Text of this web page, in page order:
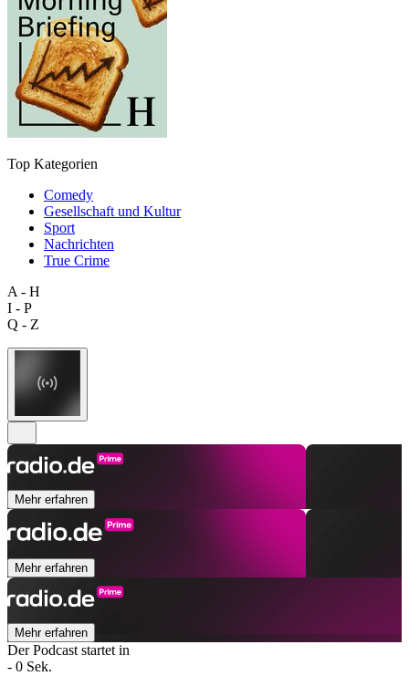
Top Kategorien
Comedy
Gesellschaft und Kultur
Sport
Nachrichten
True Crime
A - H
I - P
Q - Z
Mehr erfahren
Mehr erfahren
Mehr erfahren
Der Podcast startet in
- 0 Sek.